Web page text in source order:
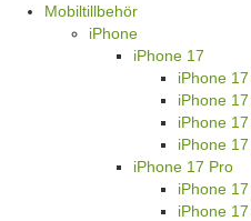
Mobiltillbehör
iPhone
iPhone 17
iPhone
iPhone
iPhone
iPhone
iPhone 17 Pro
iPhone
iPhone